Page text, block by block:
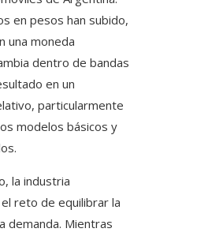
en pesos han subido,
una moneda
dentro de bandas
en un
particularmente
modelos básicos y
la industria
reto de equilibrar la
demanda. Mientras